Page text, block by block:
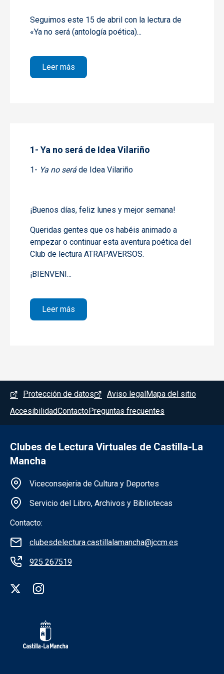
Seguimos este 15 de abril con la lectura de
«Ya no será (antología poética)...
Leer más
1- Ya no será de Idea Vilariño
1- Ya no seráde Idea Vilariño
¡Buenos días, feliz lunes y mejor semana!
Queridas gentes que os habéis animado a
empezar o continuar esta aventura poética del
Club de lectura ATRAPAVERSOS.
¡BIENVENI...
Leer más
Menú del pie
Protección de datos Aviso legal Mapa del sitio
AccesibilidadContactoPreguntas frecuentes
Clubes de Lectura Virtuales de Castilla-La
Mancha
Información de la institución
Viceconsejeria de Cultura y Deportes
Servicio del Libro, Archivos y Bibliotecas
Contacto:
clubesdelectura.castillalamancha@jccm.es
925 267519
Redes sociales institución